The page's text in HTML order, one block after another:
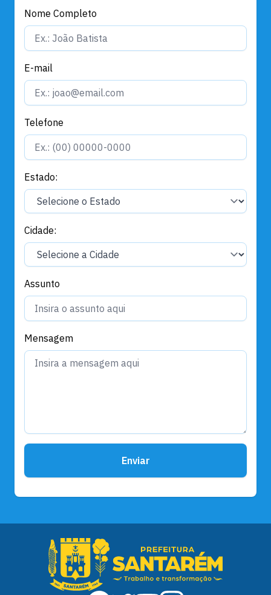
Nome Completo
E-mail
Telefone
Estado:
Cidade:
Assunto
Mensagem
Enviar